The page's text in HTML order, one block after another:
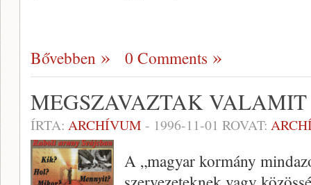
Bővebben 0 Comments
MEGSZAVAZTAK VALAMIT
ÍRTA: ARCHÍVUM - 1996-11-01 ROVAT:
A „magyar kormány